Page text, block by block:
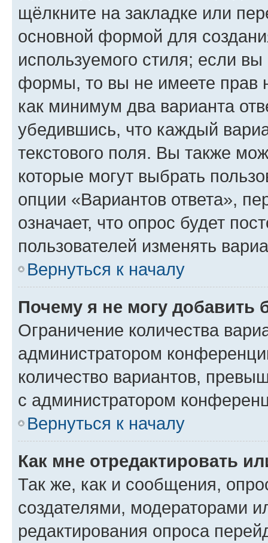
щёлкните на закладке или
основной формой для
используемого стиля; если
формы, то вы не имеете прав
как минимум два варианта
убедившись, что каждый
текстового поля. Вы также
которые могут выбрать
опции «Вариантов ответа»,
означает, что опрос будет
пользователей изменять
Вернуться к началу
Почему я не могу добавить
Ограничение количества
администратором
количество вариантов,
с администратором
Вернуться к началу
Как мне отредактировать
Так же, как и сообщения,
создателями, модераторами
редактирования опроса